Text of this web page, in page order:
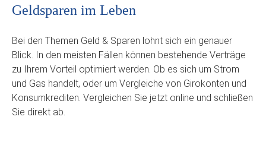
Geldsparen im Leben
Bei den Themen Geld & Sparen lohnt sich ein genauer
Blick. In den meisten Fällen können bestehende Verträge
zu Ihrem Vorteil optimiert werden. Ob es sich um Strom
und Gas handelt, oder um Vergleiche von Girokonten und
Konsumkrediten. Vergleichen Sie jetzt online und schließen
Sie direkt ab.